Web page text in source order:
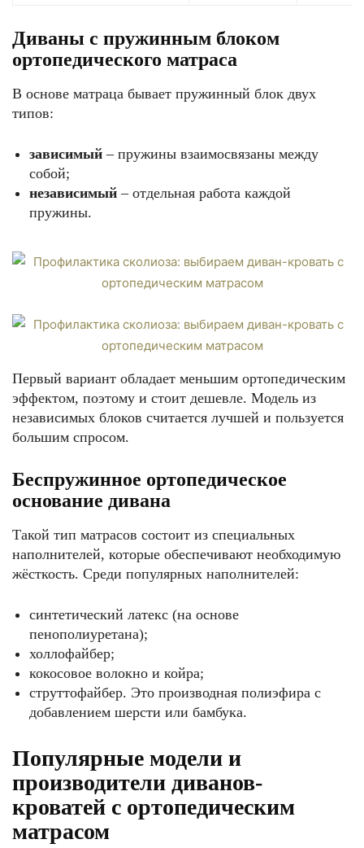
Диваны с пружинным блоком
ортопедического матраса
В основе матраца бывает пружинный блок двух
типов:
зависимый – пружины взаимосвязаны между
собой;
независимый – отдельная работа каждой
пружины.
Первый вариант обладает меньшим ортопедическим
эффектом, поэтому и стоит дешевле. Модель из
независимых блоков считается лучшей и пользуется
большим спросом.
Беспружинное ортопедическое
основание дивана
Такой тип матрасов состоит из специальных
наполнителей, которые обеспечивают необходимую
жёсткость. Среди популярных наполнителей:
синтетический латекс (на основе
пенополиуретана);
холлофайбер;
кокосовое волокно и койра;
струттофайбер. Это производная полиэфира с
добавлением шерсти или бамбука.
Популярные модели и
производители диванов-
кроватей с ортопедическим
матрасом